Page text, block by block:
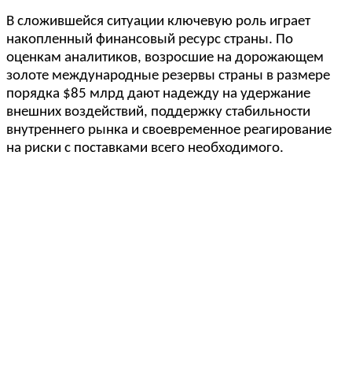
В сложившейся ситуации ключевую роль играет
накопленный финансовый ресурс страны. По
оценкам аналитиков, возросшие на дорожающем
золоте международные резервы страны в размере
порядка $85 млрд дают надежду на удержание
внешних воздействий, поддержку стабильности
внутреннего рынка и своевременное реагирование
на риски с поставками всего необходимого.